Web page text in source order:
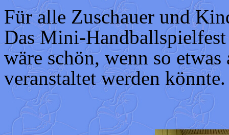
Für alle Zuschauer und
Das Mini-
wäre schön, wenn so
veranstaltet werden könnte.